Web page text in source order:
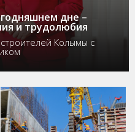
дне –
и трудолюбия
Колымы с